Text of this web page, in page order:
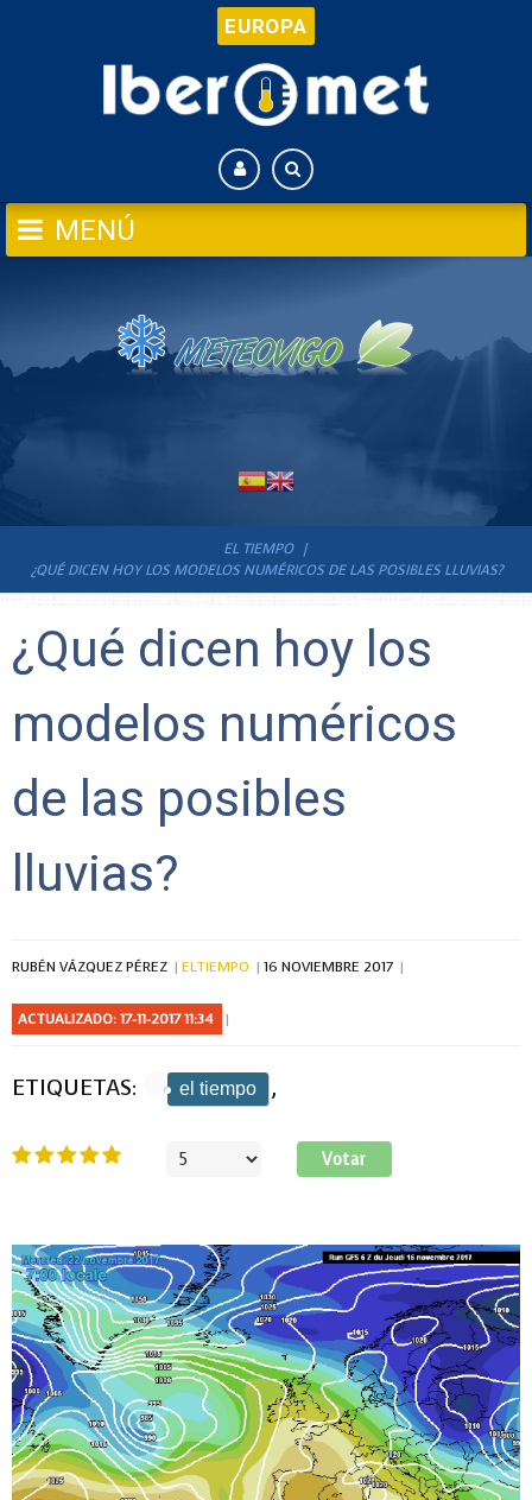
EUROPA
EL TIEMPO
¿QUÉ DICEN HOY LOS MODELOS NUMÉRICOS DE LAS POSIBLES LLUVIAS?
¿Qué dicen hoy los
modelos numéricos
de las posibles
lluvias?
RUBÉN VÁZQUEZ PÉREZ ELTIEMPO 16 NOVIEMBRE 2017
ACTUALIZADO: 17-11-2017 11:34
ETIQUETAS: el tiempo ,
Ratio:5/5
Por